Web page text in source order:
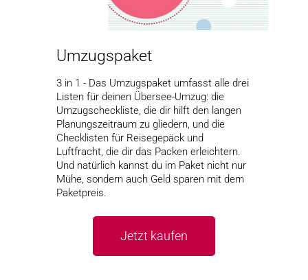
Umzugspaket
3 in 1 - Das Umzugspaket umfasst alle drei
Listen für deinen Übersee-Umzug: die
Umzugscheckliste, die dir hilft den langen
Planungszeitraum zu gliedern, und die
Checklisten für Reisegepäck und
Luftfracht, die dir das Packen erleichtern.
Und natürlich kannst du im Paket nicht nur
Mühe, sondern auch Geld sparen mit dem
Paketpreis.
Jetzt kaufen